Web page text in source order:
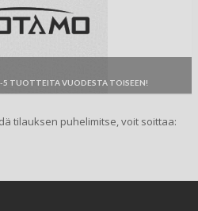
TUOTTEITA VUODESTA TOISEEN!
tilauksen puhelimitse, voit soittaa: